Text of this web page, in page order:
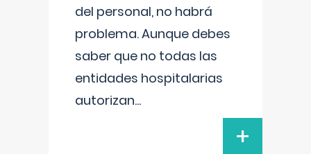
del personal, no habrá
problema. Aunque debes
saber que no todas las
entidades hospitalarias
autorizan...
+